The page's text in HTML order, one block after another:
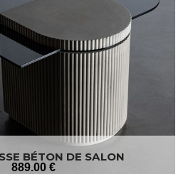
BÉTON DE SALON
889.00 €